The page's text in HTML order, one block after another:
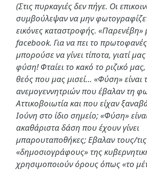
(Στις πυρκαγιές δεν πήγε. Οι
συμβούλεψαν να μην
εικόνες καταστροφής.
facebook. Για να πει το
μπορούσε να γίνει τίποτα, γιατί
φύση! Φταίει το κακό το ριζικό μας,
θεός που μας μισεί… «Φύση» είναι
ανεμογεννητριών που έβαλαν τη
Αττικοβοιωτία και που είχαν
Ιούνη στο ίδιο σημείο; «Φύση»
ακαθάριστα δάση που έχουν γίνει
μπαρουταποθήκες; Εβαλαν τους/τις
«δημοσιογράφους» της
χρησιμοποιούν όρους όπως «το